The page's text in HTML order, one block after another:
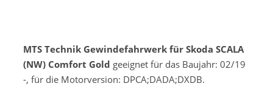
MTS Technik Gewindefahrwerk für Skoda SCALA
(NW) Comfort Gold geeignet für das Baujahr: 02/19
-, für die Motorversion: DPCA;DADA;DXDB.